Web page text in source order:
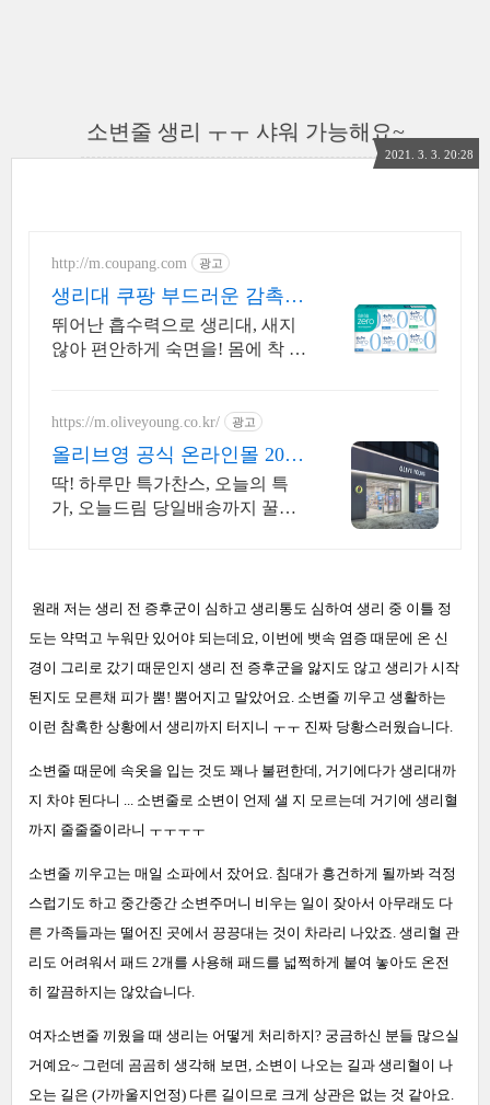
소변줄 생리 ㅜㅜ 샤워 가능해요~
2021. 3. 3. 20:28
http://m.coupang.com 광고
생리대 쿠팡 부드러운 감촉
하루 종일
뛰어난 흡수력으로 생리대, 새지
않아 편안하게 숙면을! 몸에 착 감
https://m.oliveyoung.co.kr/ 광고
올리브영 공식 온라인몰 20시
이전 주문은 오늘드림
딱! 하루만 특가찬스, 오늘의 특
가, 오늘드림 당일배송까지 꿀혜
원래 저는 생리 전 증후군이 심하고 생리통도 심하여 생리 중 이틀 정
도는 약먹고 누워만 있어야 되는데요, 이번에 뱃속 염증 때문에 온 신
경이 그리로 갔기 때문인지 생리 전 증후군을 앓지도 않고 생리가 시작
된지도 모른채 피가 뿜! 뿜어지고 말았어요. 소변줄 끼우고 생활하는
이런 참혹한 상황에서 생리까지 터지니 ㅜㅜ 진짜 당황스러웠습니다.
소변줄 때문에 속옷을 입는 것도 꽤나 불편한데, 거기에다가 생리대까
지 차야 된다니 ... 소변줄로 소변이 언제 샐 지 모르는데 거기에 생리혈
까지 줄줄줄이라니 ㅜㅜㅜㅜ
소변줄 끼우고는 매일 소파에서 잤어요. 침대가 흥건하게 될까봐 걱정
스럽기도 하고 중간중간 소변주머니 비우는 일이 잦아서 아무래도 다
른 가족들과는 떨어진 곳에서 끙끙대는 것이 차라리 나았죠. 생리혈 관
리도 어려워서 패드 2개를 사용해 패드를 넓쩍하게 붙여 놓아도 온전
히 깔끔하지는 않았습니다.
여자소변줄 끼웠을 때 생리는 어떻게 처리하지? 궁금하신 분들 많으실
거예요~ 그런데 곰곰히 생각해 보면, 소변이 나오는 길과 생리혈이 나
오는 길은 (가까울지언정) 다른 길이므로 크게 상관은 없는 것 같아요.